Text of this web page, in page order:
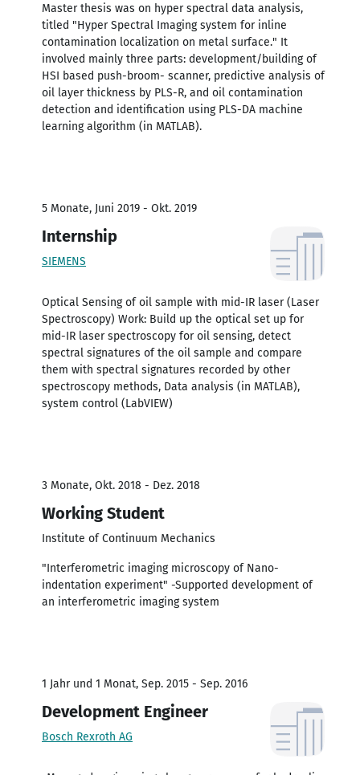
Master thesis was on hyper spectral data analysis,
titled "Hyper Spectral Imaging system for inline
contamination localization on metal surface." It
involved mainly three parts: development/building of
HSI based push-broom- scanner, predictive analysis of
oil layer thickness by PLS-R, and oil contamination
detection and identification using PLS-DA machine
learning algorithm (in MATLAB).
5 Monate, Juni 2019 - Okt. 2019
Internship
SIEMENS
Optical Sensing of oil sample with mid-IR laser (Laser
Spectroscopy) Work: Build up the optical set up for
mid-IR laser spectroscopy for oil sensing, detect
spectral signatures of the oil sample and compare
them with spectral signatures recorded by other
spectroscopy methods, Data analysis (in MATLAB),
system control (LabVIEW)
3 Monate, Okt. 2018 - Dez. 2018
Working Student
Institute of Continuum Mechanics
"Interferometric imaging microscopy of Nano-
indentation experiment" -Supported development of
an interferometric imaging system
1 Jahr und 1 Monat, Sep. 2015 - Sep. 2016
Development Engineer
Bosch Rexroth AG